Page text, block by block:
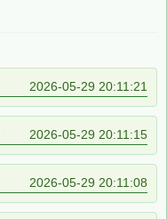
2026-05-29 20:11:21
2026-05-29 20:11:15
2026-05-29 20:11:08